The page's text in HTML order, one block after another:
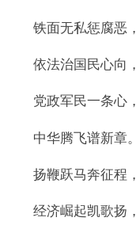
铁面无私惩腐恶，
依法治国民心向，
党政军民一条心，
中华腾飞谱新章。
扬鞭跃马奔征程，
经济崛起凯歌扬，